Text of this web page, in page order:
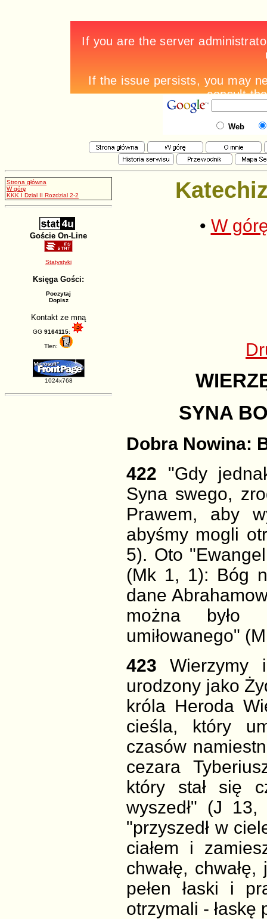
Web
Strona główna
W górę
KKK I Dzial II Rozdzial 2-2
Goście On-Line
Statystyki
Księga Gości:
Poczytaj
Dopisz
Kontakt ze mną
GG 9164115:
Tlen:
1024x768
• W
SYNA
Dobra Nowina:
422 "Gdy
Syna swego,
Prawem, aby
abyśmy mogli
5). Oto
(Mk 1, 1): Bóg
dane
można było
umiłowanego"
423Wierzymy
urodzony jako
króla Heroda
cieśla, który
czasów
cezara
który stał się
wyszedł" (J
"przyszedł w
ciałem i
chwałę,
pełen łaski i
otrzymali - łaskę